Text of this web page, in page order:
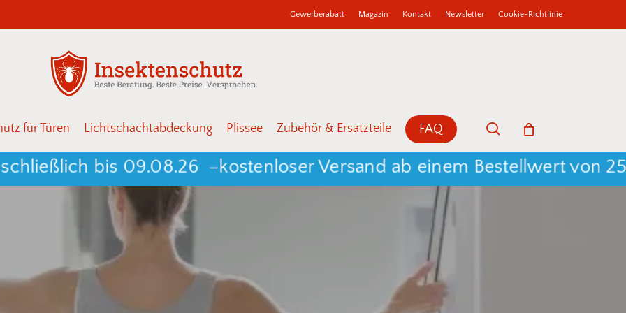
Gewerberabatt Magazin Kontakt Newsletter Cookie-Richtlinie
für Türen Lichtschachtabdeckung Plissee Zubehör & Ersatzteile FAQ search
Warenkorb
Close
bis 09.08.26 –kostenloser Versand ab einem Bestellwert von 250 €